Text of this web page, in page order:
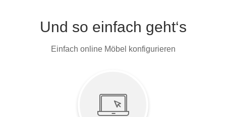
Und so einfach geht‘s
Einfach online Möbel konfigurieren